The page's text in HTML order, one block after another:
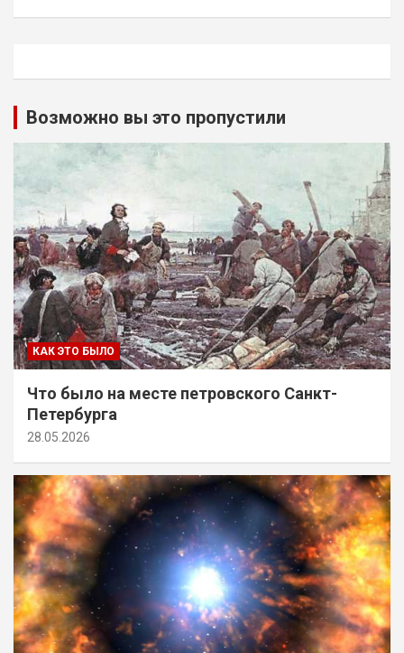
Возможно вы это пропустили
КАК ЭТО БЫЛО
Что было на месте петровского Санкт-
Петербурга
28.05.2026